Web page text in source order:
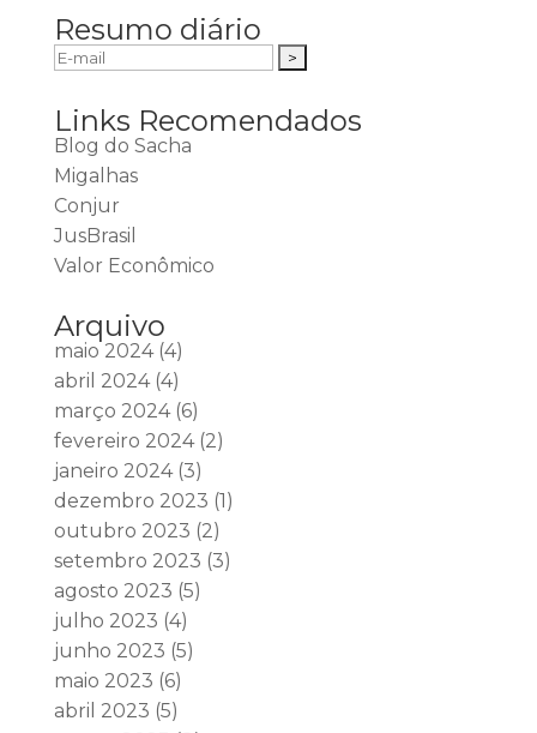
Resumo diário
Links Recomendados
Blog do Sacha
Migalhas
Conjur
JusBrasil
Valor Econômico
Arquivo
maio 2024(4)
abril 2024(4)
março 2024(6)
fevereiro 2024(2)
janeiro 2024(3)
dezembro 2023 (1)
outubro 2023 (2)
setembro 2023 (3)
agosto 2023 (5)
julho 2023 (4)
junho 2023 (5)
maio 2023 (6)
abril 2023 (5)